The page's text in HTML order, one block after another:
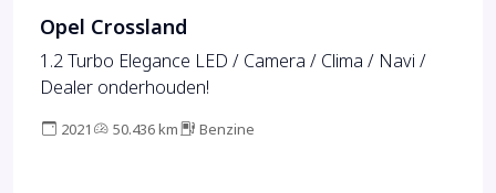
Opel Crossland
1.2 Turbo Elegance LED / Camera / Clima / Navi /
Dealer onderhouden!
2021 50.436 km Benzine